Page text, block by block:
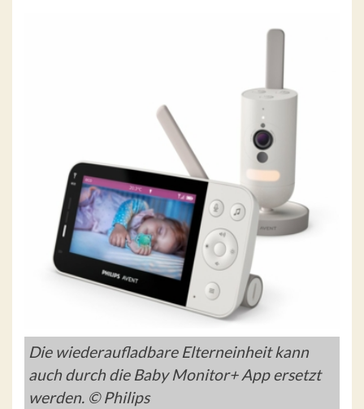
Die wiederaufladbare Elterneinheit kann
auch durch die Baby Monitor+ App ersetzt
werden. © Philips